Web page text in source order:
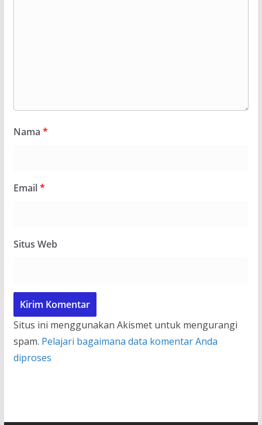
Nama *
Email*
Situs Web
Situs ini menggunakan Akismet untuk mengurangi
spam. Pelajari bagaimana data komentar Anda
diproses